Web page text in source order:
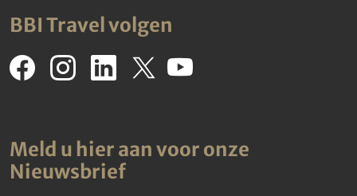
BBI Travel volgen
Meld u hier aan voor onze
Nieuwsbrief